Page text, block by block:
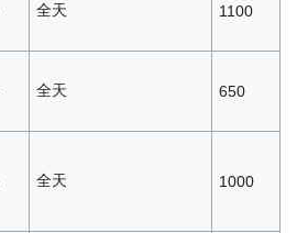
全天 1100
全天 650
全天 1000